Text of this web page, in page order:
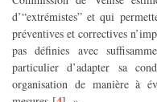
d’“extrémistes” et qui
préventives et correctives
pas définies avec
particulier d’adapter sa
organisation de manière à